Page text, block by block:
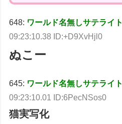
648: ワールド名無しサテライト
09:23:10.38 ID:+D9XvHjl0
ぬこー
645: ワールド名無しサテライト
09:23:10.01 ID:6PecNSos0
猫実写化